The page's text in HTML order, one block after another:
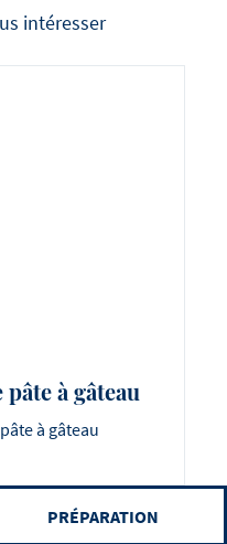
intéresser
à gâteau
à gâteau
PRÉPARATION